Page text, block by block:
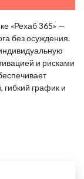
«Рехаб 365» —
без осуждения.
и рисками
график и